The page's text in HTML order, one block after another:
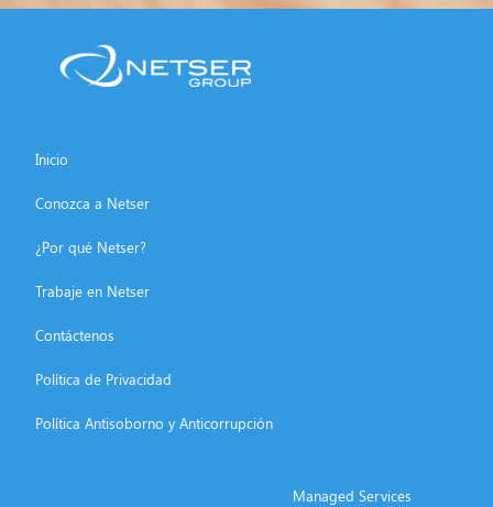
Inicio
Conozca a Netser
¿Por qué Netser?
Trabaje en Netser
Contáctenos
Política de Privacidad
Política Antisoborno y Anticorrupción
Managed Services